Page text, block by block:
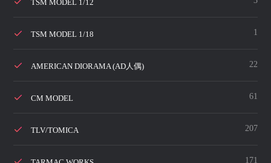
TSM MODEL 1/12
TSM MODEL 1/18 1
AMERICAN DIORAMA (AD人偶) 22
CM MODEL 61
TLV/TOMICA 207
171